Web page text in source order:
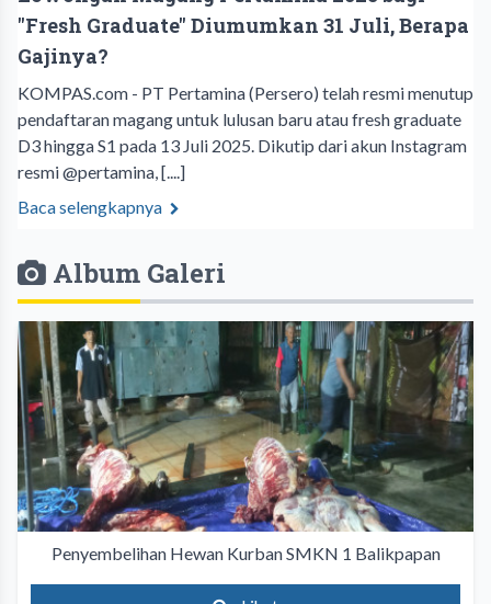
"Fresh Graduate" Diumumkan 31 Juli, Berapa
Gajinya?
KOMPAS.com - PT Pertamina (Persero) telah resmi menutup
pendaftaran magang untuk lulusan baru atau fresh graduate
D3 hingga S1 pada 13 Juli 2025. Dikutip dari akun Instagram
resmi @pertamina, [....]
Baca selengkapnya
Album Galeri
Penyembelihan Hewan Kurban SMKN 1 Balikpapan